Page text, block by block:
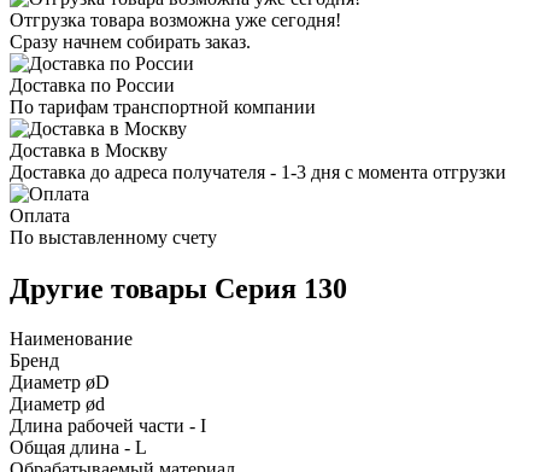
Отгрузка товара возможна уже сегодня!
Сразу начнем собирать заказ.
Доставка по России
По тарифам транспортной компании
Доставка в Москву
Доставка до адреса получателя - 1-3 дня с момента отгрузки
Оплата
По выставленному счету
Другие товары Серия 130
Наименование
Бренд
Диаметр øD
Диаметр ød
Длина рабочей части - I
Общая длина - L